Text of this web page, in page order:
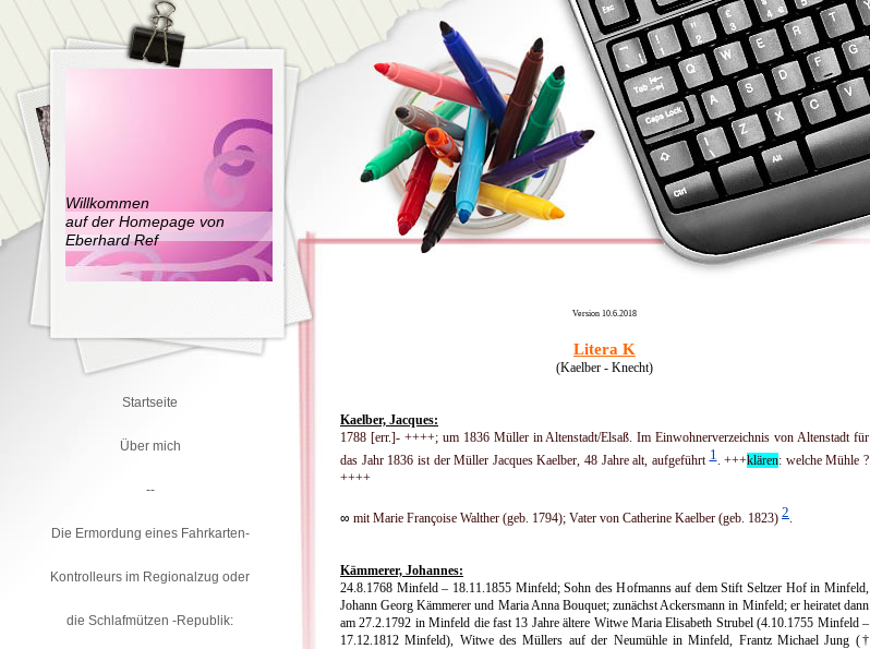
Willkommen
auf der Homepage von
Eberhard Ref
Version 10.6.2018
Litera K
(Kaelber - Knecht)
Kaelber, Jacques:
1788 [err.]- ++++; um 1836 Müller in Altenstadt/Elsaß.Im Einwohnerverzeichnis von Altenstadt für
das Jahr 1836 ist der Müller Jac­ques Kaelber, 48 Jahre alt, aufgeführt1. +++klären: welche Mühle ?
++++
∞ mit Marie Françoise Walther (geb. 1794); Vater von Catherine Kaelber (geb. 1823) 2.
Kämmerer, Johannes:
24.8.1768 Minfeld – 18.11.1855 Minfeld; Sohn des Hofmanns auf dem Stift Seltzer Hof in Minfeld,
Johann Georg Kämmerer und Maria Anna Bouquet; zunächst Ackersmann in Minfeld; er heiratet dann
am 27.2.1792 in Minfeld die fast 13 Jahre ältere Witwe Ma­ria Elisabeth Strubel (4.10.1755 Minfeld –
17.12.1812 Minfeld), Witwe des Müllers auf der Neumühle in Minfeld, Frantz Michael Jung (†
Startseite
Über mich
--
Die Ermordung eines Fahrkarten-
Kontrolleurs im Regionalzug oder
die Schlafmützen -Republik: